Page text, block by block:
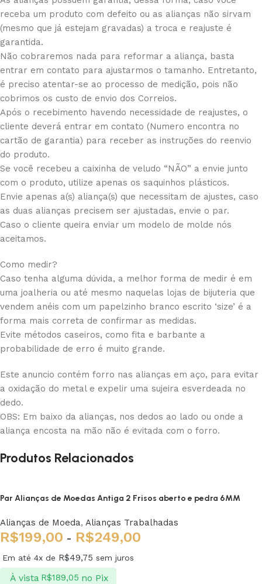
receba um produto com defeito ou as alianças não sirvam
(mesmo que já estejam gravadas) a troca e reajuste é
garantida.
Não cobraremos nada para reformar a aliança, basta
entrar em contato para ajustarmos o tamanho. Entretanto,
é preciso atentar-se ao processo de medição, pois não
cobrimos os custo de envio dos Correios.
Após o recebimento havendo necessidade de reajustes, o
cliente deverá entrar em contato (Numero encontra no
cartão de garantia) para receber as instruções do reenvio
do produto.
Se você recebeu a caixinha de veludo “NÃO” a envie junto
com o produto, utilize apenas os saquinhos plásticos.
Envie apenas a(s) aliança(s) que necessitam de ajustes, caso
as duas alianças precisem ser ajustadas, envie o par.
Caso o cliente queira enviar um modelo de molde nós
aceitamos.
Como medir?
Caso tenha alguma dúvida, a melhor forma de medir é em
uma joalheria ou até mesmo naquelas lojas de bijuteria que
vendem anéis com um papelzinho branco escrito ‘size’ é a
forma mais correta de confirmar as medidas.
Evite métodos caseiros, como fita e barbante a
probabilidade de erro é muito grande.
Este anuncio contém forro nas alianças em aço, para evitar
a oxidação do metal e expelir uma sujeira esverdeada no
dedo.
OBS: Em baixo da alianças, nos dedos ao lado ou onde a
aliança encosta na mão não é evitada com o forro.
Produtos Relacionados
Par Alianças de Moedas Antiga 2 Frisos aberto e pedra 6MM
Alianças de Moeda, Alianças Trabalhadas
R$199,00 - R$249,00
Em até 4x de R$49,75 sem juros
À vista R$189,05 no Pix